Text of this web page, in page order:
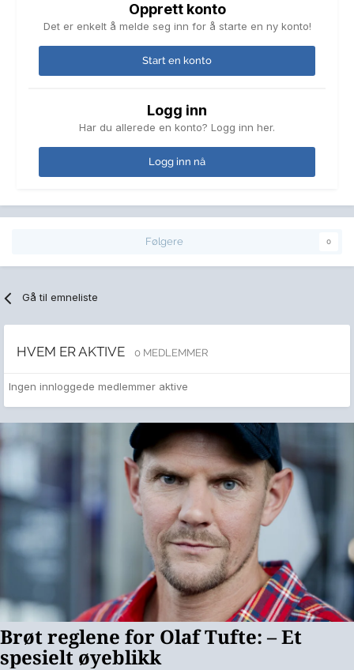
Opprett konto
Det er enkelt å melde seg inn for å starte en ny konto!
Start en konto
Logg inn
Har du allerede en konto? Logg inn her.
Logg inn nå
Følgere 0
Gå til emneliste
HVEM ER AKTIVE 0 MEDLEMMER
Ingen innloggede medlemmer aktive